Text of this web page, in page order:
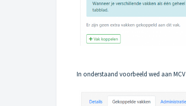
In onderstaand voorbeeld wed aan